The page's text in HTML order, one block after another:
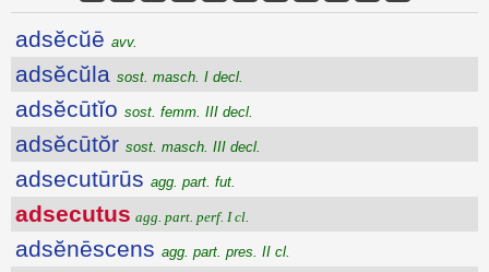
adsĕcŭē avv.
adsĕcŭla sost. masch. I decl.
adsĕcūtĭo sost. femm. III decl.
adsĕcūtŏr sost. masch. III decl.
adsecutūrūs agg. part. fut.
adsecutus agg. part. perf. I cl.
adsĕnēscens agg. part. pres. II cl.